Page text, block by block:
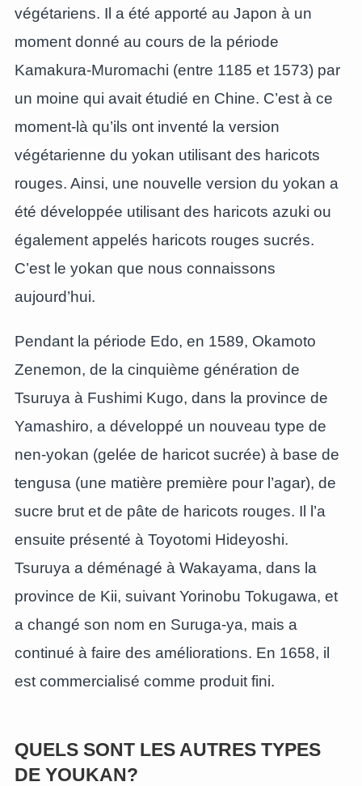
végétariens. Il a été apporté au Japon à un
moment donné au cours de la période
Kamakura-Muromachi (entre 1185 et 1573) par
un moine qui avait étudié en Chine. C’est à ce
moment-là qu’ils ont inventé la version
végétarienne du yokan utilisant des haricots
rouges. Ainsi, une nouvelle version du yokan a
été développée utilisant des haricots azuki ou
également appelés haricots rouges sucrés.
C’est le yokan que nous connaissons
aujourd’hui.
Pendant la période Edo, en 1589, Okamoto
Zenemon, de la cinquième génération de
Tsuruya à Fushimi Kugo, dans la province de
Yamashiro, a développé un nouveau type de
nen-yokan (gelée de haricot sucrée) à base de
tengusa (une matière première pour l’agar), de
sucre brut et de pâte de haricots rouges. Il l’a
ensuite présenté à Toyotomi Hideyoshi.
Tsuruya a déménagé à Wakayama, dans la
province de Kii, suivant Yorinobu Tokugawa, et
a changé son nom en Suruga-ya, mais a
continué à faire des améliorations. En 1658, il
est commercialisé comme produit fini.
QUELS SONT LES AUTRES TYPES
DE YOUKAN?